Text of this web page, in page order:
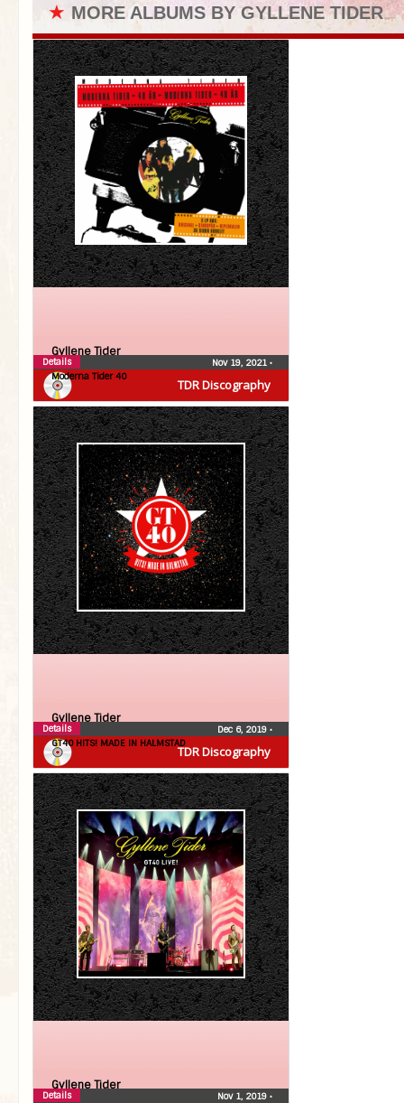
★ MORE ALBUMS BY GYLLENE TIDER
TDR Discography
Gyllene Tider
Moderna Tider 40
Nov 19, 2021 •
Details
TDR Discography
Gyllene Tider
GT40 HITS! MADE IN HALMSTAD
Dec 6, 2019 •
Details
Gyllene Tider
Nov 1, 2019 •
Details